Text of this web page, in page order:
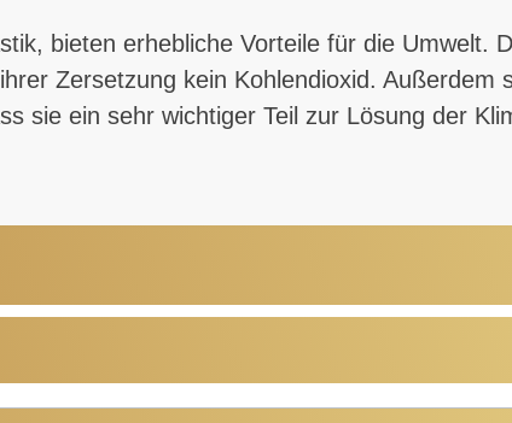
bieten erhebliche Vorteile für die Umwelt.
Zersetzung kein Kohlendioxid. Außerdem
sie ein sehr wichtiger Teil zur Lösung der